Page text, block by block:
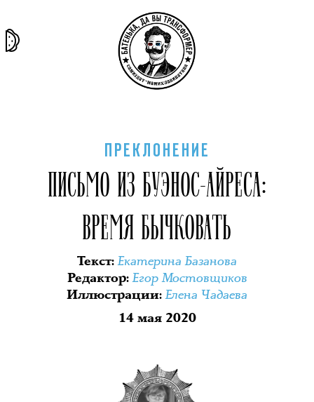
ПРЕКЛОНЕНИЕ
ПИСЬМО ИЗ БУЭНОС-АЙРЕСА:
ВРЕМЯ БЫЧКОВАТЬ
Текст:Екатерина Базанова
Редактор:Егор Мостовщиков
Иллюстрации:Елена Чадаева
14 мая 2020